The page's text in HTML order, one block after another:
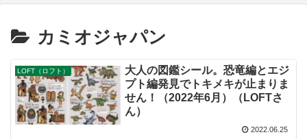
カミオジャパン
LOFT（ロフト）
大人の図鑑シール。恐竜編とエジ
プト編発見でトキメキが止まりま
せん！（2022年6月）（LOFTさ
ん）
2022.06.25